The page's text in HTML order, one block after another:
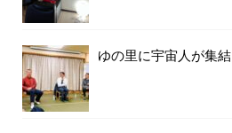
ゆの里に宇宙人が集